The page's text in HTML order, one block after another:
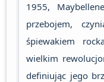
1955,
przebojem,
śpiewakiem
wielkim
definiując jego